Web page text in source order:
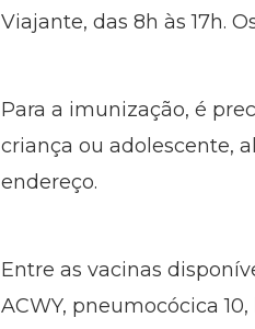
Viajante, das 8h às 17h.
Para a imunização, é
criança ou adolescente,
endereço.
Entre as vacinas
ACWY, pneumocócica